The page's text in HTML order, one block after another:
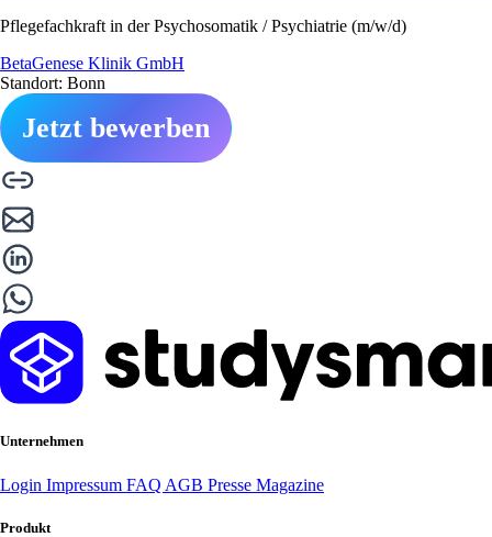
Pflegefachkraft in der Psychosomatik / Psychiatrie (m/w/d)
BetaGenese Klinik GmbH
Standort: Bonn
Jetzt bewerben
Unternehmen
Login Impressum FAQ AGB Presse Magazine
Produkt